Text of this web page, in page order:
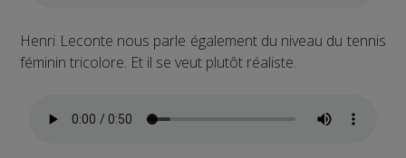
Henri Leconte nous parle également du niveau du tennis
féminin tricolore. Et il se veut plutôt réaliste.